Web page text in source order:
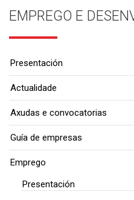
EMPREGO E
Presentación
Actualidade
Axudas e convocatorias
Guía de empresas
Emprego
Presentación